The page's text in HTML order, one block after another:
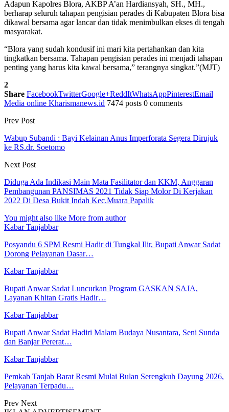
Adapun Kapolres Blora, AKBP A’an Hardiansyah, SH., MH.,
berharap seluruh tahapan pengisian perades di Kabupaten Blora bisa
dikawal bersama agar lancar dan tidak menimbulkan ekses di tengah
masyarakat.
“Blora yang sudah kondusif ini mari kita pertahankan dan kita
tingkatkan bersama. Tahapan pengisian perades ini menjadi tahapan
penting yang harus kita kawal bersama,” terangnya singkat.”(MJT)
2
Share FacebookTwitterGoogle+ReddItWhatsAppPinterestEmail
Media online Kharismanews.id 7474 posts 0 comments
Prev Post
Wabup Subandi : Bayi Kelainan Anus Imperforata Segera Dirujuk
ke RS.dr. Soetomo
Next Post
Diduga Ada Indikasi Main Mata Fasilitator dan KKM, Anggaran
Pembangunan PANSIMAS 2021 Tidak Siap Molor Di Kerjakan
2022 Di Desa Bukit Indah Kec.Muara Papalik
You might also like More from author
Kabar Tanjabbar
Posyandu 6 SPM Resmi Hadir di Tungkal Ilir, Bupati Anwar Sadat
Dorong Pelayanan Dasar…
Kabar Tanjabbar
Bupati Anwar Sadat Luncurkan Program GASKAN SAJA,
Layanan Khitan Gratis Hadir…
Kabar Tanjabbar
Bupati Anwar Sadat Hadiri Malam Budaya Nusantara, Seni Sunda
dan Banjar Pererat…
Kabar Tanjabbar
Pemkab Tanjab Barat Resmi Mulai Bulan Serengkuh Dayung 2026,
Pelayanan Terpadu…
Prev Next